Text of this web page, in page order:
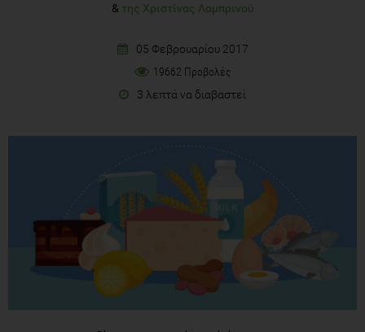
& της Χριστίνας Λαμπρινού
05 Φεβρουαρίου 2017
19662 Προβολές
3 λεπτά να διαβαστεί